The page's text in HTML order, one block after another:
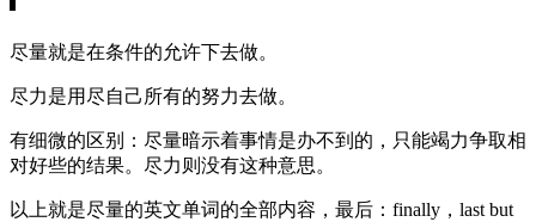
尽量就是在条件的允许下去做。
尽力是用尽自己所有的努力去做。
有细微的区别：尽量暗示着事情是办不到的，只能竭力争取相
对好些的结果。尽力则没有这种意思。
以上就是尽量的英文单词的全部内容，最后：finally，last but